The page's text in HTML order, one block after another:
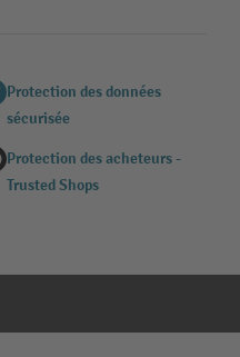
Protection des données
sécurisée
Protection des acheteurs -
Trusted Shops